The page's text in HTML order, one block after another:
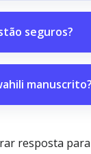
seguros?
manuscrito?
resposta